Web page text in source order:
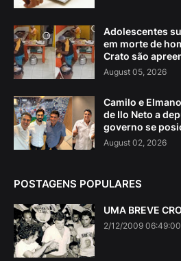
Adolescentes
em morte de
Crato são
August 05, 2026
Camilo e
de Ilo Neto a
governo se
August 02, 2026
POSTAGENS POPULARES
UMA BREVE
2/12/2009